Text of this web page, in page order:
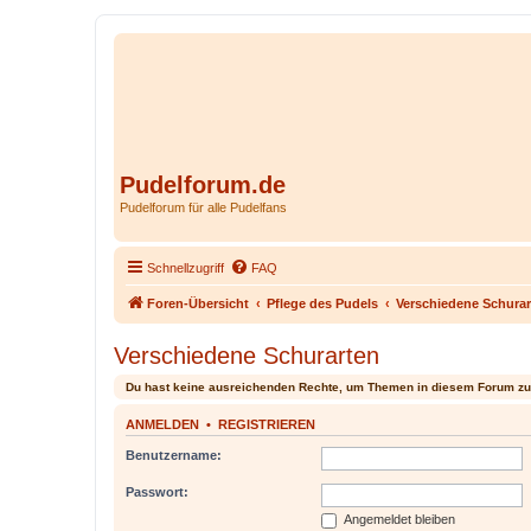
Pudelforum.de
Pudelforum für alle Pudelfans
Schnellzugriff FAQ
Foren-Übersicht Pflege des Pudels Verschiedene
Verschiedene Schurarten
Du hast keine ausreichenden Rechte, um Themen in diesem Forum
ANMELDEN • REGISTRIEREN
Benutzername:
Passwort:
Angemeldet bleiben